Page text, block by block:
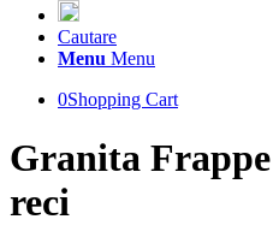
Cautare
Menu Menu
0Shopping Cart
Granita
reci